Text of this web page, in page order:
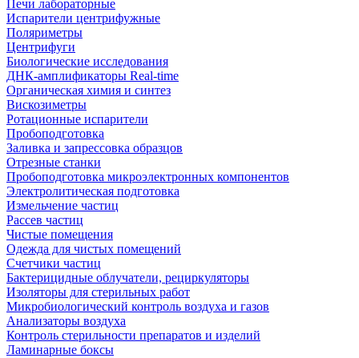
Печи лабораторные
Испарители центрифужные
Поляриметры
Центрифуги
Биологические исследования
ДНК-амплификаторы Real-time
Органическая химия и синтез
Вискозиметры
Ротационные испарители
Пробоподготовка
Заливка и запрессовка образцов
Отрезные станки
Пробоподготовка микроэлектронных компонентов
Электролитическая подготовка
Измельчение частиц
Рассев частиц
Чистые помещения
Одежда для чистых помещений
Счетчики частиц
Бактерицидные облучатели, рециркуляторы
Изоляторы для стерильных работ
Микробиологический контроль воздуха и газов
Анализаторы воздуха
Контроль стерильности препаратов и изделий
Ламинарные боксы